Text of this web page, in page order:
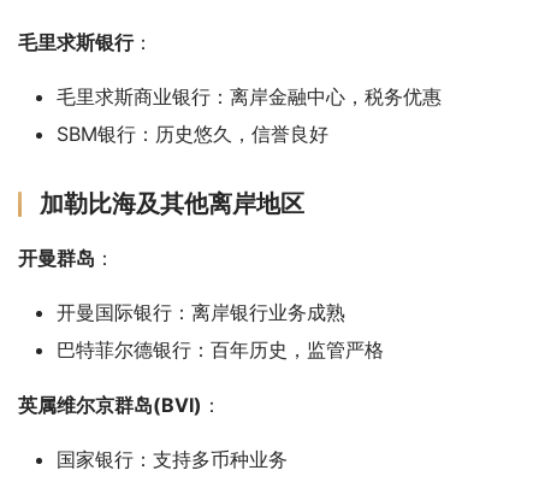
毛里求斯银行：
毛里求斯商业银行：离岸金融中心，税务优惠
SBM银行：历史悠久，信誉良好
加勒比海及其他离岸地区
开曼群岛 ：
开曼国际银行：离岸银行业务成熟
巴特菲尔德银行：百年历史，监管严格
英属维尔京群岛(BVI) ：
国家银行：支持多币种业务